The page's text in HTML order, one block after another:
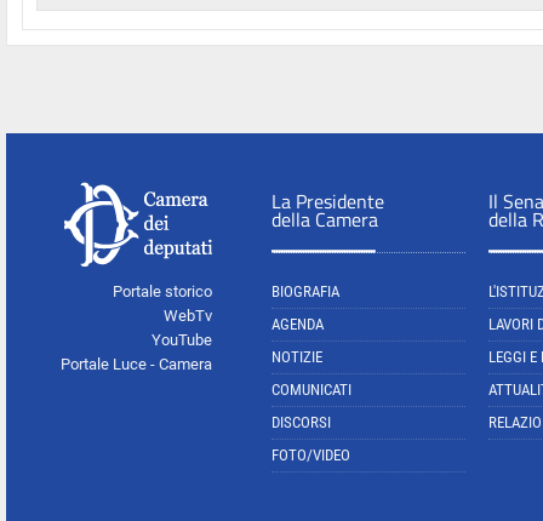
Portale storico
WebTv
YouTube
Portale Luce - Camera
La Presidente
della Camera
BIOGRAFIA
AGENDA
NOTIZIE
COMUNICATI
DISCORSI
FOTO/VIDEO
Il
della
LAVORI
LEGGI E